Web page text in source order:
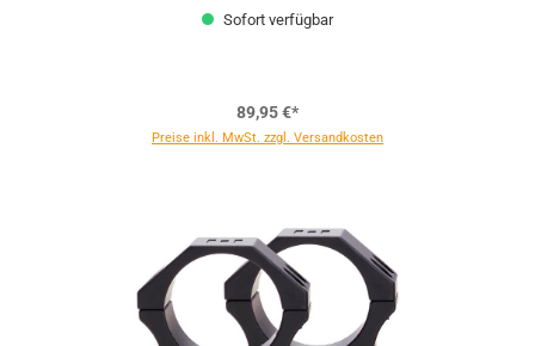
Sofort verfügbar
89,95 €*
Preise inkl. MwSt. zzgl. Versandkosten